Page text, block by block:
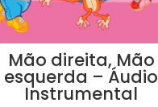
Mão direita, Mão
esquerda – Áudio
Instrumental